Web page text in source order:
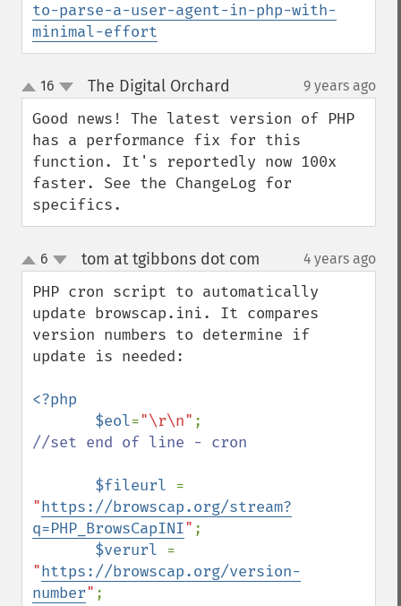
to-parse-a-user-agent-in-php-with-
minimal-effort
up
down
16 The Digital Orchard 9 years ago
Good news! The latest version of PHP
has a performance fix for this
function. It's reportedly now 100x
faster. See the ChangeLog for
specifics.
up
down
6 tom at tgibbons dot com 4 years ago
PHP cron script to automatically
update browscap.ini. It compares
version numbers to determine if
update is needed:
<?php
       $eol
="\r\n"
//set end of line - cron
$fileurl
"https://browscap.org/stream?
q=PHP_BrowsCapINI" ;
$verurl
"https://browscap.org/version-
number" ;